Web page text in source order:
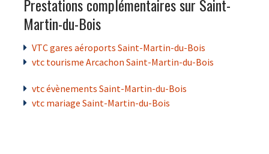
Prestations complémentaires sur Saint-
Martin-du-Bois
VTC gares aéroports Saint-Martin-du-Bois
vtc tourisme Arcachon Saint-Martin-du-Bois
vtc évènements Saint-Martin-du-Bois
vtc mariage Saint-Martin-du-Bois